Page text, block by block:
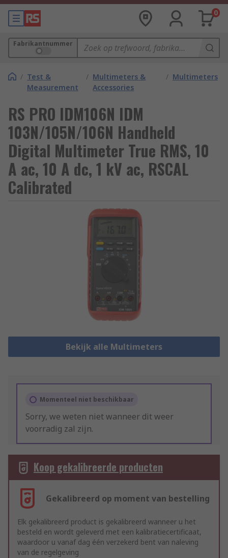
0
Fabrikantnummer
/ Test &
Measurement
/ Multimeters &
Accessories
/ Multimeters
RS PRO IDM106N IDM
103N/105N/106N Handheld
Digital Multimeter True RMS, 10
A ac, 10 A dc, 1 kV ac, RSCAL
Calibrated
Bekijk alle Multimeters
Momenteel niet beschikbaar
Sorry, we weten niet wanneer dit weer
voorradig zal zijn.
Koop gekalibreerde producten
Gekalibreerd op moment van bestelling
Elk gekalibreerd product is gekalibreerd wanneer u het
besteld en wordt geleverd met een kalibratiecertificaat,
waardoor u vanaf dag één verzekerd bent van naleving
van de regelgeving